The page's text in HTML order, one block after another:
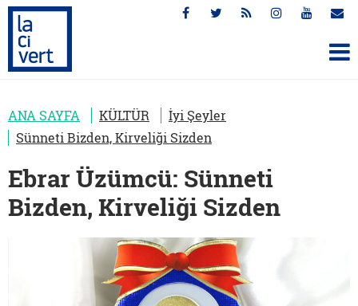
ANA SAYFA KÜLTÜR
İyi Şeyler
Sünneti Bizden, Kirveliği Sizden
Ebrar Üzümcü: Sünneti
Bizden, Kirveliği Sizden